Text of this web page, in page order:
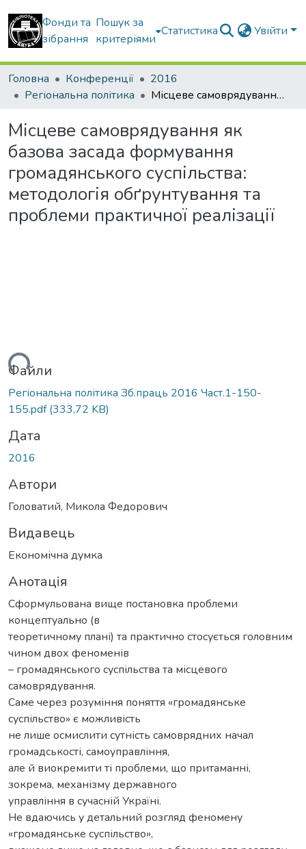
Фонди та
зібрання
Пошук за
критеріями
Статистика Увійти
Головна Конференції
2016
Регіональна політика
Місцеве самоврядування як базова засада формування громадянського суспільства: методологія обґрунтування та проблеми практичної реалізації
Місцеве самоврядування як
базова засада формування
громадянського суспільства:
методологія обґрунтування та
проблеми практичної реалізації
Файли
Регіональна політика Зб.праць 2016 Част.1-150-
155.pdf(333,72 KB)
Дата
2016
Автори
Головатий, Микола Федорович
Видавець
Економічна думка
Анотація
Сформульована вище постановка проблеми
концептуально (в
теоретичному плані) та практично стосується головним
чином двох феноменів
– громадянського суспільства та місцевого
самоврядування.
Саме через розуміння поняття «громадянське
суспільство» є можливість
не лише осмислити сутність самоврядних начал
громадськості, самоуправління,
але й виокремити ті проблеми, що притаманні,
зокрема, механізму державного
управління в сучасній Україні.
Не вдаючись у детальний розгляд феномену
«громадянське суспільство»,